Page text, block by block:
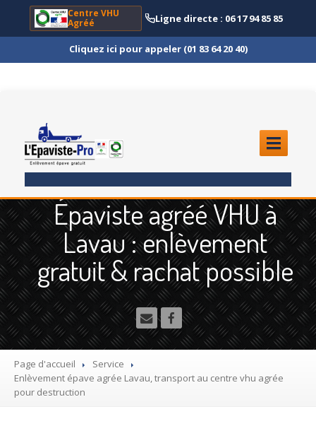
Centre VHU
Agréé
Ligne directe : 06 17 94 85 85
Cliquez ici pour appeler (01 83 64 20 40)
ENLÈVEMENTÉPAVE
Quoi ?
Scooteret Moto
Camion
et Poids Lourd
Utilitaire
Démolisseuragrée VHU gratuit
Mettre
Épaviste agréé VHU à
Lavau : enlèvement
gratuit & rachat possible
Page d'accueil
Service
Enlèvement épave agrée Lavau, transport au centre vhu agrée
pour destruction